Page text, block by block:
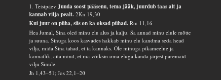
1. TeisipäevJuuda soost pääsenu, tema jääk, juurdub taas alt ja
kannab vilja pealt.2Kn 19,30
Kui juur on püha, siis on ka oksad pühad.Rm 11,16
Hea Jumal, Sina oled minu elu alus ja kalju. Sa annad minu elule mõtte
ja suuna. Sinuga koos kasvades hakkab minu elu kandma seda head
vilja, mida Sina tahad, et ta kannaks. Ole minuga pikameelne ja
kannatlik, aita mind, et ma võiksin oma eluga kanda järjest paremaid
vilju Sinule.
Jh 1,43–51; Jos 22,1–20